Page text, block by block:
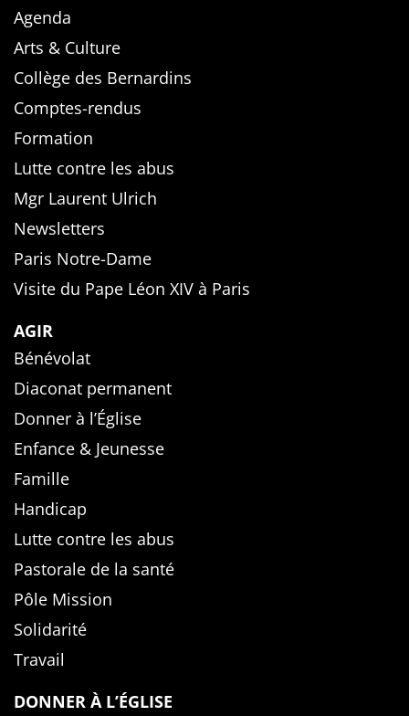
Agenda
Arts & Culture
Collège des Bernardins
Comptes-rendus
Formation
Lutte contre les abus
Mgr Laurent Ulrich
Newsletters
Paris Notre-Dame
Visite du Pape Léon XIV à Paris
AGIR
Bénévolat
Diaconat permanent
Donner à l’Église
Enfance & Jeunesse
Famille
Handicap
Lutte contre les abus
Pastorale de la santé
Pôle Mission
Solidarité
Travail
DONNER À L’ÉGLISE